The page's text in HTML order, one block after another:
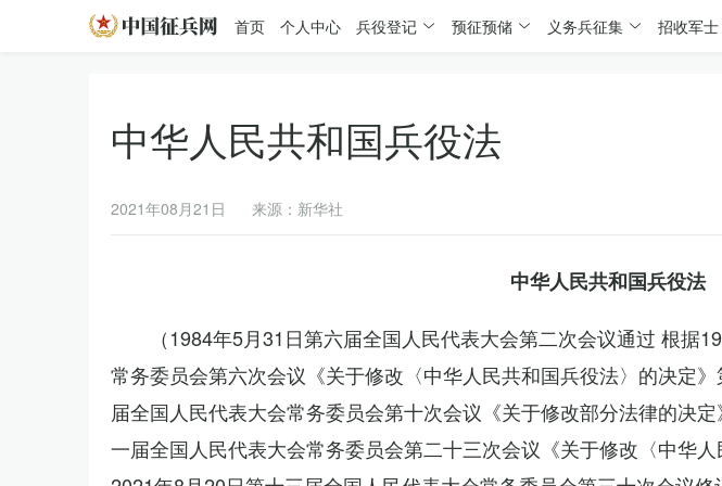
首页 个人中心 兵役登记 预征预储 义务兵征集 招收军士
中华人民共和国兵役法
2021年08月21日 来源：新华社
中华人民共和国兵役法
（1984年5月31日第六届全国人民代表大会第二次会议通过 根据
常务委员会第六次会议《关于修改〈中华人民共和国兵役法〉的决定
届全国人民代表大会常务委员会第十次会议《关于修改部分法律的决
一届全国人民代表大会常务委员会第二十三次会议《关于修改〈中华